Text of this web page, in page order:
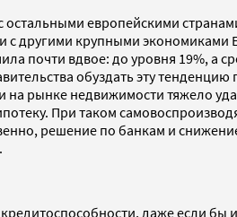
европейскими
с другими крупными
почти вдвое: до уровня 19%,
обуздать эту тенденцию
рынке недвижимости тяжело
При таком
решение по банкам и
даже если